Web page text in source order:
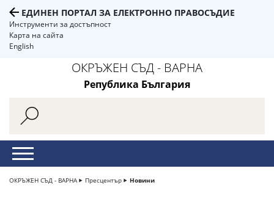
ЕДИНЕН ПОРТАЛ ЗА ЕЛЕКТРОННО ПРАВОСЪДИЕ
Инструменти за достъпност
Карта на сайта
English
ОКРЪЖЕН СЪД - ВАРНА
Република България
ОКРЪЖЕН СЪД - ВАРНА Пресцентър Новини